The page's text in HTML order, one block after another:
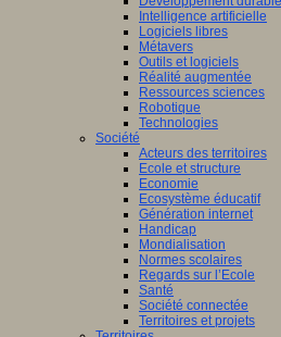
Intelligence artificielle
Logiciels libres
Métavers
Outils et logiciels
Réalité augmentée
Ressources sciences
Robotique
Technologies
Société
Acteurs des territoires
Ecole et structure
Economie
Ecosystème éducatif
Génération internet
Handicap
Mondialisation
Normes scolaires
Regards sur l’Ecole
Santé
Société connectée
Territoires et projets